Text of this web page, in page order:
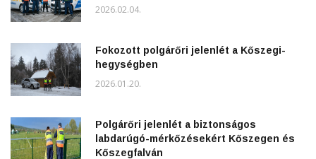
2026.02.04.
Fokozott polgárőri jelenlét a Kőszegi-
hegységben
2026.01.20.
Polgárőri jelenlét a biztonságos
labdarúgó-mérkőzésekért Kőszegen és
Kőszegfalván